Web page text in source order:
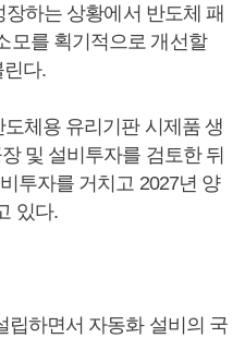
하는 상황에서 반도체 패
모를 획기적으로 개선할
린다.
체용 유리기판 시제품 생
및 설비투자를 검토한 뒤
투자를 거치고 2027년 양
있다.
립하면서 자동화 설비의 국